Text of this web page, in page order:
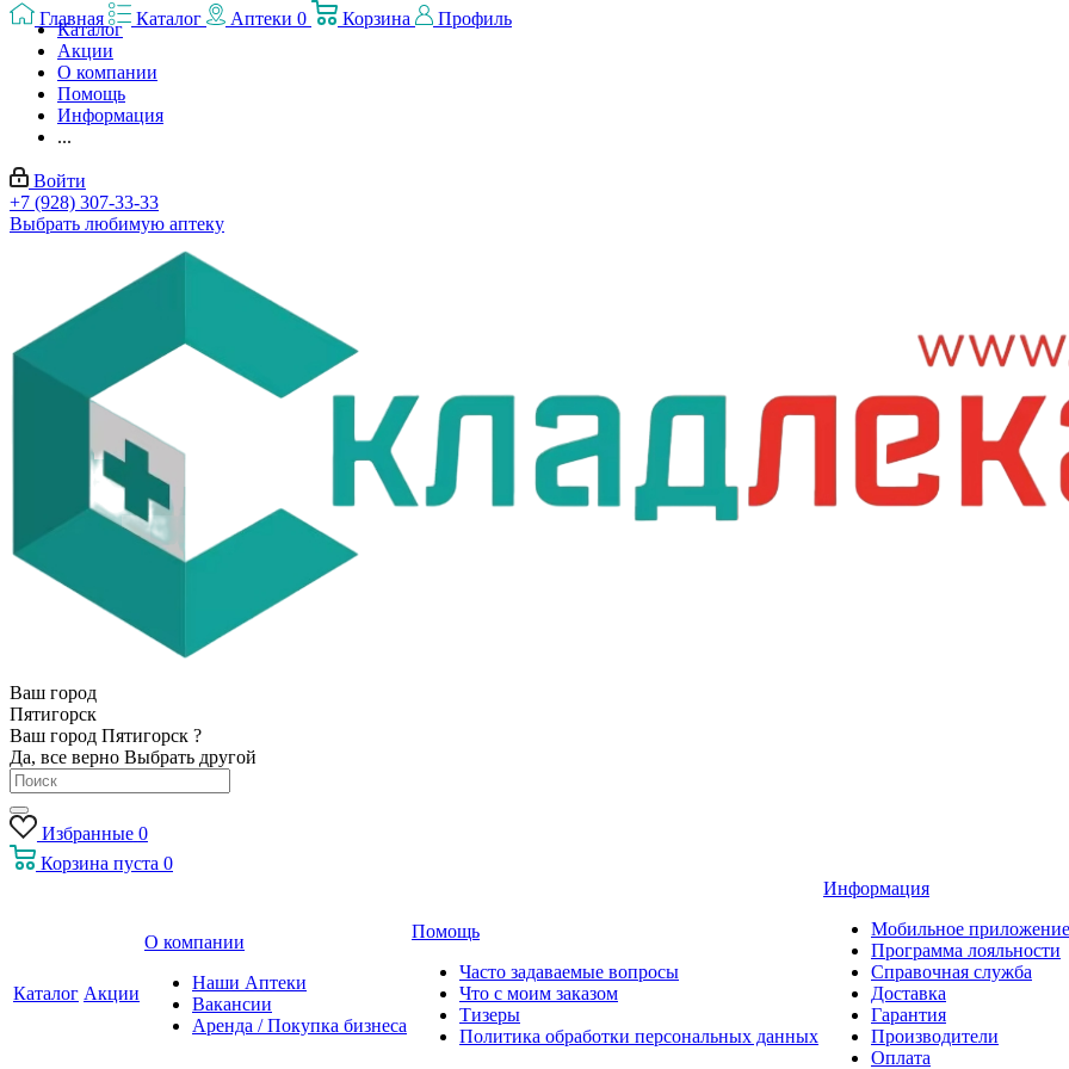
Каталог
Акции
О компании
Помощь
Информация
...
Войти
+7 (928) 307-33-33
Выбрать любимую аптеку
Ваш город
Пятигорск
Ваш город Пятигорск ?
Да, все верно Выбрать другой
Избранные 0
Корзина пуста 0
Каталог Акции
О компании
Наши Аптеки
Вакансии
Аренда / Покупка бизнеса
Помощь
Часто задаваемые вопросы
Что с моим заказом
Тизеры
Политика обработки персональных данных
Информация
Мобильное приложение
Программа лояльности
Справочная служба
Доставка
Гарантия
Производители
Оплата
Главная Каталог Аптеки 0 Корзина Профиль